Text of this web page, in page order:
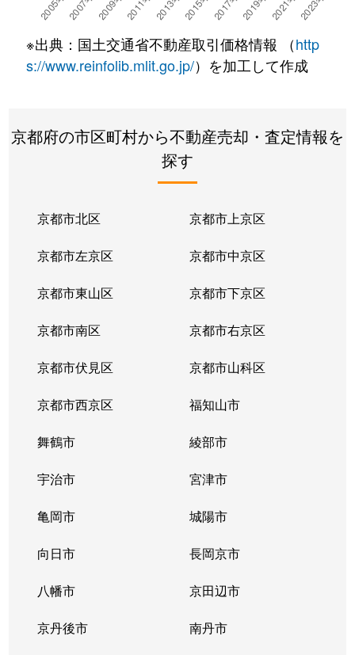
※出典：国土交通省不動産取引価格情報 （http
s://www.reinfolib.mlit.go.jp/）を加工して作成
京都府の市区町村から不動産売却・査定情報を
探す
京都市北区 京都市上京区
京都市左京区 京都市中京区
京都市東山区 京都市下京区
京都市南区 京都市右京区
京都市伏見区 京都市山科区
京都市西京区 福知山市
舞鶴市 綾部市
宇治市 宮津市
亀岡市 城陽市
向日市 長岡京市
八幡市 京田辺市
京丹後市 南丹市